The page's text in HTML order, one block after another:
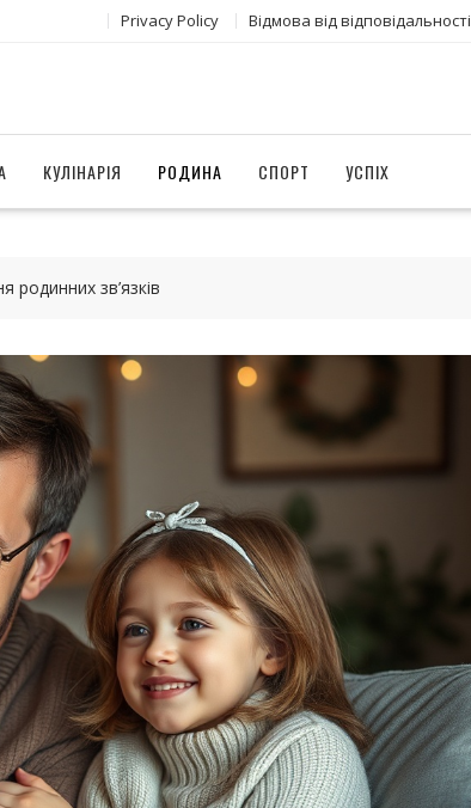
Privacy Policy Відмова від відповідальності
КУЛІНАРІЯ РОДИНА СПОРТ УСПІХ
родинних зв’язків